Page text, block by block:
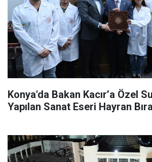
Konya'da Bakan Kacır’a Özel
Yapılan Sanat Eseri Hayran